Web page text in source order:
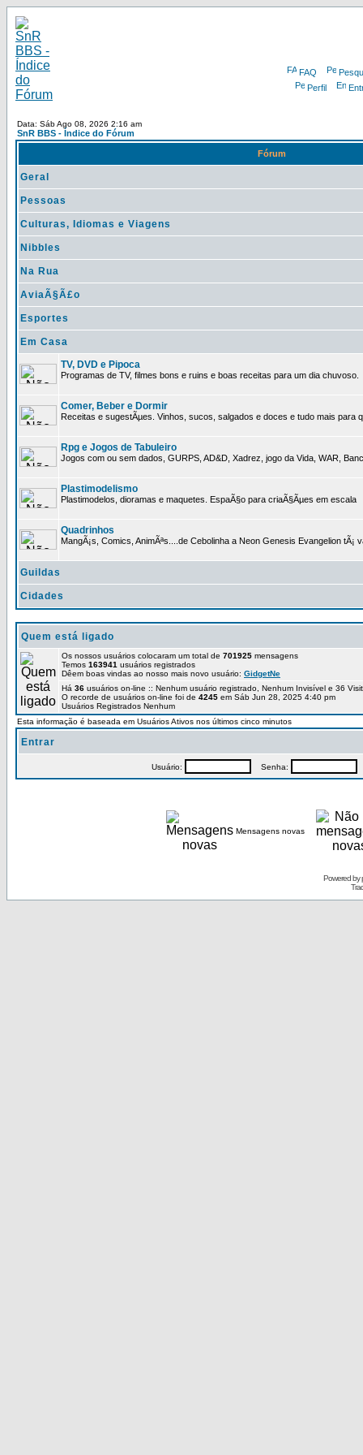
FAQ
Perfil
Data: Sáb Ago 08, 2026 2:16 am
SnR BBS - Índice do Fórum
Fórum
Geral
Pessoas
Culturas, Idiomas e Viagens
Nibbles
Na Rua
AviaÃ§Ã£o
Esportes
Em Casa
TV, DVD e Pipoca
Programas de TV, filmes bons e ruins e boas receitas para um dia chuvoso.
Comer, Beber e Dormir
Receitas e sugestÃµes. Vinhos, sucos, salgados e doces e tudo mais para
Rpg e Jogos de Tabuleiro
Jogos com ou sem dados, GURPS, AD&D, Xadrez, jogo da Vida, WAR,
Plastimodelismo
Plastimodelos, dioramas e maquetes. EspaÃ§o para criaÃ§Ãµes em escala
Quadrinhos
MangÃ¡s, Comics, AnimÃªs....de Cebolinha a Neon Genesis Evangelion tÃ¡
Guildas
Cidades
Quem está ligado
Os nossos usuários colocaram um total de 701925 mensagens
Temos 163941 usuários registrados
Dêem boas vindas ao nosso mais novo usuário: GidgetNe
Há 36 usuários on-line :: Nenhum usuário registrado, Nenhum Invisível e 36
O recorde de usuários on-line foi de 4245 em Sáb Jun 28, 2025 4:40 pm
Usuários Registrados Nenhum
Esta informação é baseada em Usuários Ativos nos últimos cinco minutos
Entrar
Usuário: Senha:
Mensagens novas
Powered by